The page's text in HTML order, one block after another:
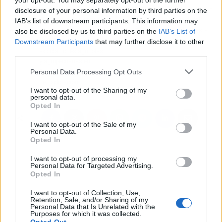
disclosure of your personal information by third parties on the
IAB’s list of downstream participants. This information may
also be disclosed by us to third parties on the IAB’s List of
Downstream Participants that may further disclose it to other
Personal Data Processing Opt Outs
I want to opt-out of the Sharing of my
personal data.
Opted In
I want to opt-out of the Sale of my
Personal Data.
Opted In
I want to opt-out of processing my
Personal Data for Targeted Advertising.
Opted In
I want to opt-out of Collection, Use,
Retention, Sale, and/or Sharing of my
Personal Data that Is Unrelated with the
Purposes for which it was collected.
Artículo anterior
El software de Certitec
que permite optimizar la
gestión de las
España, ERP Cuadernos
Artículo siguiente
El soporte para dividir
los gastos en la cuesta
de enero, plazox